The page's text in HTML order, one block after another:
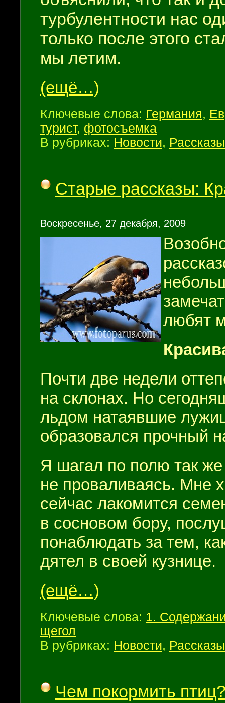
турбулентности нас
только после этого
мы летим.
(ещё…)
Ключевые слова: Германия,
турист, фотосъемка
В рубриках: Новости, Рассказы
Старые рассказы:
Воскресенье, 27 декабря, 2009
любят
Почти две недели
на склонах. Но
льдом натаявшие
обра­зовался прочный
Я шагал по полю так
не проваливаясь. Мне
сейчас лако­мится
в сосновом бору,
понаблюдать за тем,
дятел в своей кузнице.
(ещё…)
Ключевые слова: 1.
щегол
В рубриках: Новости, Рассказы
Чем покормить